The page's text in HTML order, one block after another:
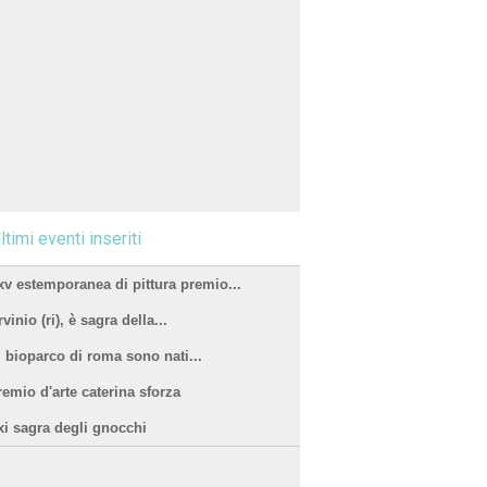
eventi inseriti
estemporanea di pittura premio...
(ri), è sagra della...
bioparco di roma sono nati...
d'arte caterina sforza
sagra degli gnocchi